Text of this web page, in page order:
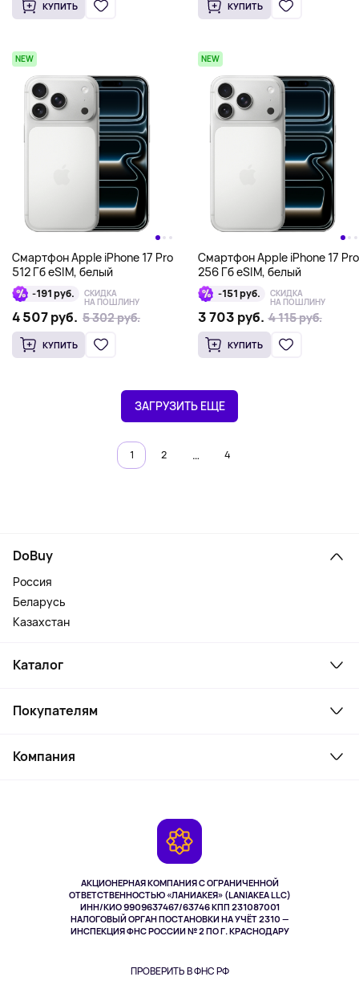
КУПИТЬ КУПИТЬ
NEW
Смартфон Apple iPhone 17 Pro
512 Гб eSIM, белый
-191 руб. СКИДКА
НА ПОШЛИНУ
5 302 руб.
4 507 руб. 5 302 руб.
КУПИТЬ
NEW
Смартфон Apple iPhone 17 Pro
256 Гб eSIM, белый
-151 руб. СКИДКА
НА ПОШЛИНУ
4 115 руб.
3 703 руб. 4 115 руб.
КУПИТЬ
ЗАГРУЗИТЬ ЕЩЕ
1 2 … 4
АКЦИОНЕРНАЯ КОМПАНИЯ С ОГРАНИЧЕННОЙ
ОТВЕТСТВЕННОСТЬЮ «ЛАНИАКЕЯ» (LANIAKEA LLC)
ИНН/КИО 9909637467/63746 КПП 231087001
НАЛОГОВЫЙ ОРГАН ПОСТАНОВКИ НА УЧЁТ 2310 —
ИНСПЕКЦИЯ ФНС РОССИИ № 2 ПО Г. КРАСНОДАРУ
ПРОВЕРИТЬ В ФНС РФ
DoBuy
Россия
Беларусь
Казахстан
Каталог
Ноутбуки, мониторы, VR
Косметика и уход
Здоровье питомцев
Одежда и аксессуары
Покупателям
Как заказать
Компания